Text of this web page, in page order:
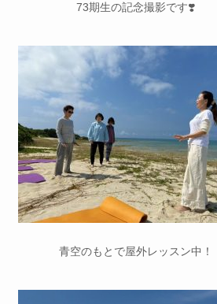
73期生の記念撮影です❣️
青空のもとで屋外レッスン中！